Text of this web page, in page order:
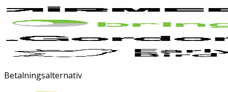
Betalningsalternativ